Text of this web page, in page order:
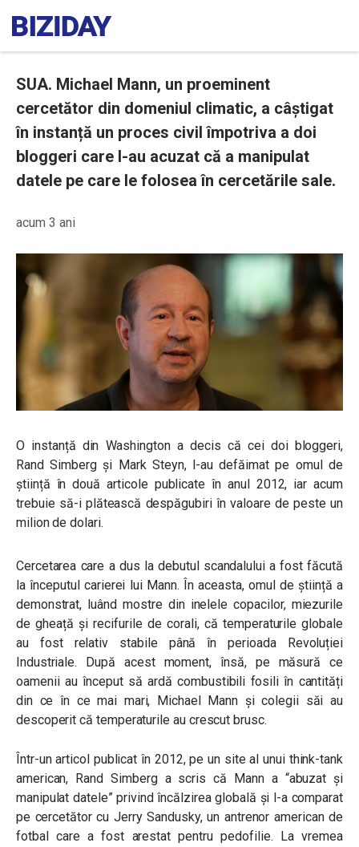
SUA. Michael Mann, un proeminent
cercetător din domeniul climatic, a câștigat
în instanță un proces civil împotriva a doi
bloggeri care l-au acuzat că a manipulat
datele pe care le folosea în cercetările sale.
acum 3 ani
O instanță din Washington a decis că cei doi bloggeri,
Rand Simberg și Mark Steyn, l-au defăimat pe omul de
știință în două articole publicate în anul 2012, iar acum
trebuie să-i plătească despăgubiri în valoare de peste un
milion de dolari.
Cercetarea care a dus la debutul scandalului a fost făcută
la începutul carierei lui Mann. În aceasta, omul de știință a
demonstrat, luând mostre din inelele copacilor, miezurile
de gheață și recifurile de corali, că temperaturile globale
au fost relativ stabile până în perioada Revoluției
Industriale. După acest moment, însă, pe măsură ce
oamenii au început să ardă combustibili fosili în cantități
din ce în ce mai mari, Michael Mann și colegii săi au
descoperit că temperaturile au crescut brusc.
Într-un articol publicat în 2012, pe un site al unui think-tank
american, Rand Simberg a scris că Mann a “abuzat și
manipulat datele” privind încălzirea globală și l-a comparat
pe cercetător cu Jerry Sandusky, un antrenor american de
fotbal care a fost arestat pentru pedofilie. La vremea